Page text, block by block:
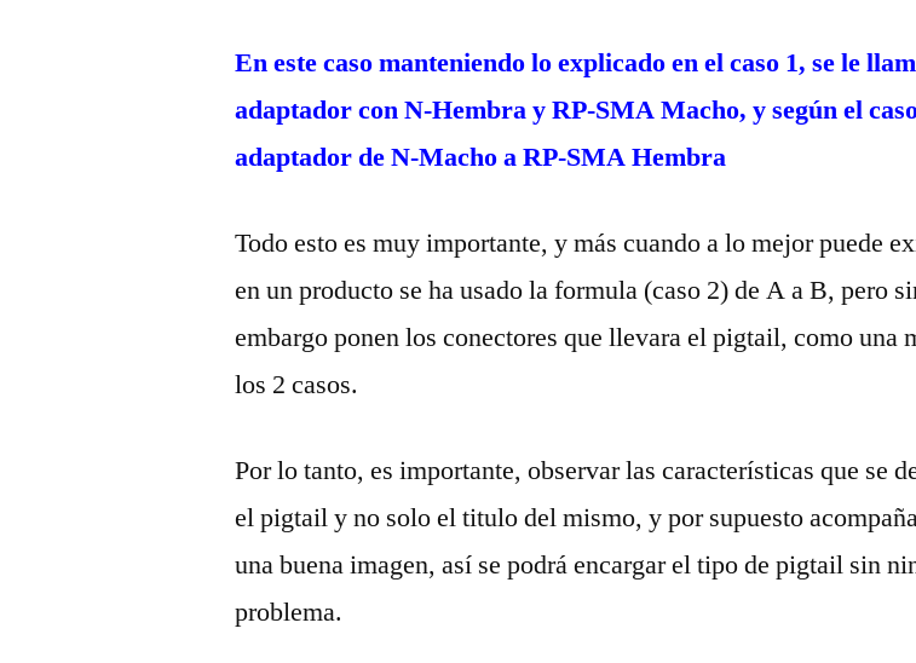
En este caso manteniendo lo explicado en el caso 1, se le
adaptador con N-Hembra y RP-SMA Macho, y según el
adaptador de N-Macho a RP-SMA Hembra
Todo esto es muy importante, y más cuando a lo mejor puede
en un producto se ha usado la formula (caso 2) de A a B, pero
embargo ponen los conectores que llevara el pigtail, como una
los 2 casos.
Por lo tanto, es importante, observar las características que se
el pigtail y no solo el titulo del mismo, y por supuesto
una buena imagen, así se podrá encargar el tipo de pigtail sin
problema.